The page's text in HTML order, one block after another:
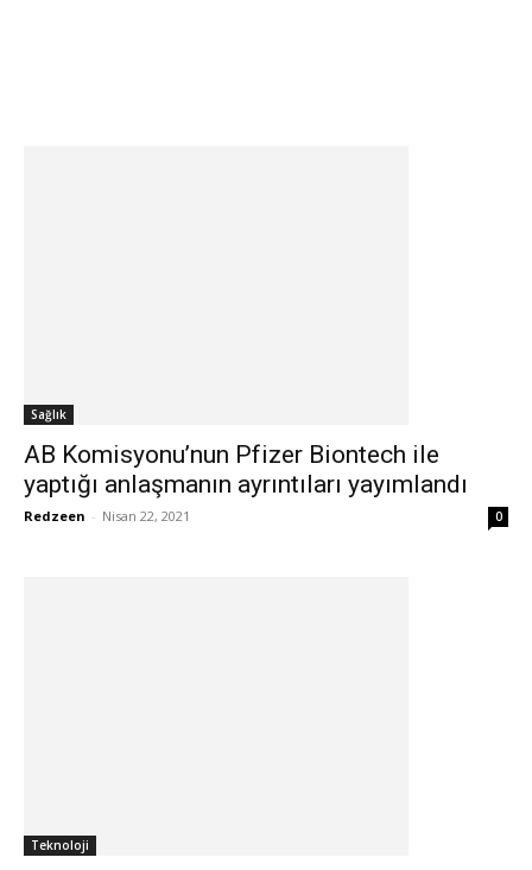
Sağlık
AB Komisyonu’nun Pfizer Biontech ile
yaptığı anlaşmanın ayrıntıları yayımlandı
Redzeen - Nisan 22, 2021 0
Teknoloji